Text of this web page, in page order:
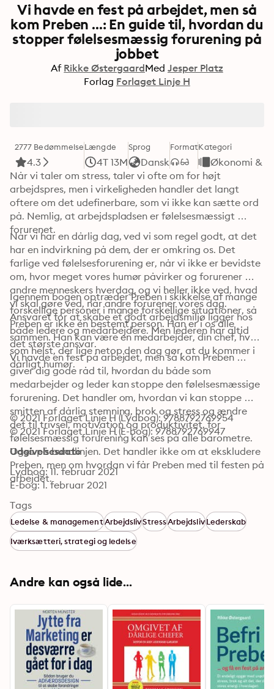
Vi havde en fest på arbejdet, men så
kom Preben ...: En guide til, hvordan du
stopper følelsesmæssig forurening på
jobbet
Af Rikke ØstergaardMed Jesper Platz
Forlag Forlaget Linje H
2777 Bedømmelse
4.3
Længde
4T 13M
Sprog
Dansk
FormatKategori
Økonomi &
Når vi taler om stress, taler vi ofte om for højt
arbejdspres, men i virkeligheden handler det langt
oftere om det udefinerbare, som vi ikke kan sætte ord
på. Nemlig, at arbejdspladsen er følelsesmæssigt
Når vi har en dårlig dag, ved vi som regel godt, at det
har en indvirkning på dem, der er omkring os. Det
farlige ved følelsesforurening er, når vi ikke er bevidste
om, hvor meget vores humør påvirker og forurener
andre menneskers hverdag, og vi heller ikke ved, hvad
vi skal gøre ved, når andre forurener vores dag.
Ansvaret for at skabe et godt arbejdsmiljø ligger hos
både ledere og medarbejdere. Men lederen har altid
det største ansvar.
Igennem bogen optræder Preben i skikkelse af mange
forskellige personer i mange forskellige situationer, så
Preben er ikke én bestemt person. Han er i os alle
sammen. Han kan være en medarbejder, din chef, hvem
som helst, der lige netop den dag gør, at du kommer i
dårligt humør.
Vi havde en fest på arbejdet, men så kom Preben …
giver dig gode råd til, hvordan du både som
medarbejder og leder kan stoppe den følelsesmæssige
forurening. Det handler om, hvordan vi kan stoppe
smitten af dårlig stemning, brok og stress og ændre
det til trivsel, motivation og produktivitet, for
følelsesmæssig forurening kan ses på alle barometre.
Også på bundlinjen. Det handler ikke om at ekskludere
Preben, men om hvordan vi får Preben med til festen på
arbejdet.
© 2021 Forlaget Linje H (Lydbog): 9788792769954
© 2021 Forlaget Linje H (E-bog): 9788792769947
Udgivelsesdato
Lydbog: 11. februar 2021
E-bog: 1. februar 2021
Tags
Ledelse & managementArbejdslivStressArbejdslivLederskab
Iværksætteri, strategi og ledelse
Andre kan også lide...